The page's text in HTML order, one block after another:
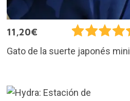
11,20€
Gato de la suerte japonés mini